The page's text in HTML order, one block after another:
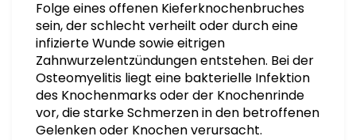
Folge eines offenen Kieferknochenbruches
sein, der schlecht verheilt oder durch eine
infizierte Wunde sowie eitrigen
Zahnwurzelentzündungen entstehen. Bei der
Osteomyelitis liegt eine bakterielle Infektion
des Knochenmarks oder der Knochenrinde
vor, die starke Schmerzen in den betroffenen
Gelenken oder Knochen verursacht.